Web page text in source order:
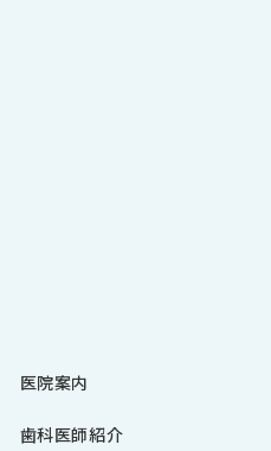
医院案内
歯科医師紹介